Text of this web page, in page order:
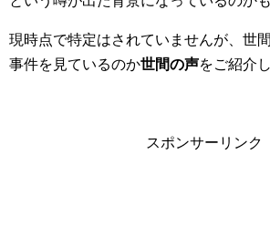
現時点で特定はされていませんが、世
事件を見ているのか世間の声をご紹介
スポンサーリンク